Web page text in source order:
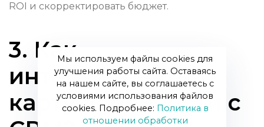
ROI и скорректировать бюджет.
3. Как
интегрировать
карту лояльности с
Мы используем файлы cookies для
улучшения работы сайта. Оставаясь
на нашем сайте, вы соглашаетесь с
условиями использования файлов
cookies. Подробнее: Политика в
отношении обработки